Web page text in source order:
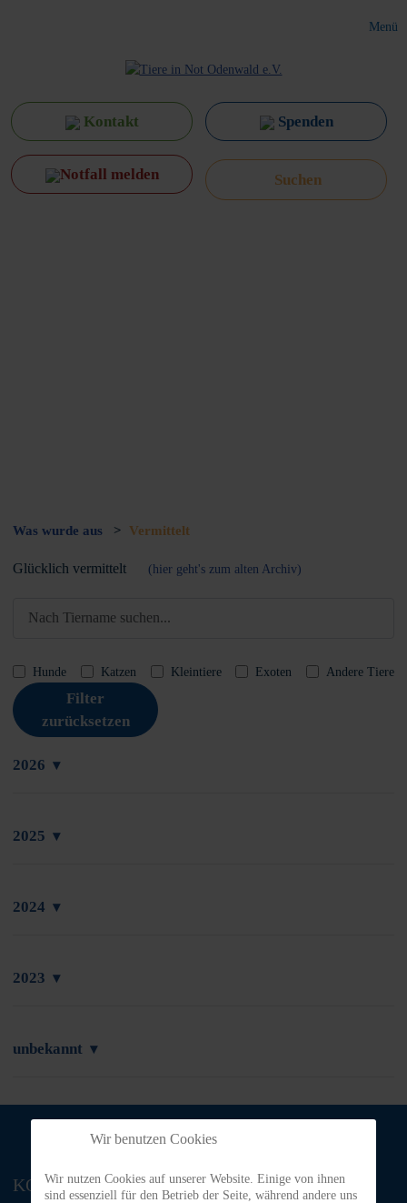
Menü
Kontakt Spenden
Notfall melden
Was wurde aus > Vermittelt
Glücklich vermittelt (hier geht's zum alten Archiv)
Hunde Katzen Kleintiere Exoten Andere Tiere
Filter
zurücksetzen
2026 ▾
2025 ▾
2024 ▾
2023 ▾
unbekannt ▾
KONTAKT
Wir benutzen Cookies
Wir nutzen Cookies auf unserer Website. Einige von ihnen
sind essenziell für den Betrieb der Seite, während andere uns